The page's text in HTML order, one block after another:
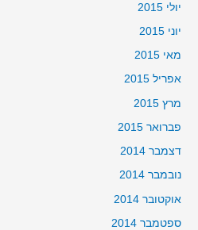
יולי 2015
יוני 2015
מאי 2015
אפריל 2015
מרץ 2015
פברואר 2015
דצמבר 2014
נובמבר 2014
אוקטובר 2014
ספטמבר 2014